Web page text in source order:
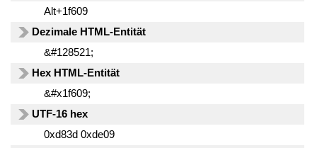
Alt+1f609
Dezimale HTML-Entität
&#128521;
Hex HTML-Entität
&#x1f609;
UTF-16 hex
0xd83d 0xde09